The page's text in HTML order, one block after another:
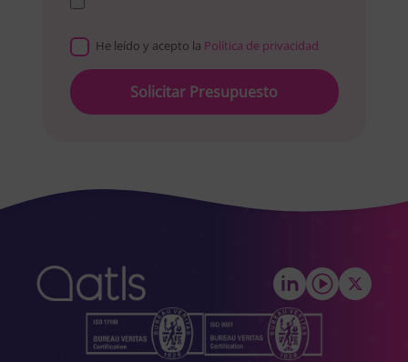
He leído y acepto la Política de privacidad
Please
leave
this